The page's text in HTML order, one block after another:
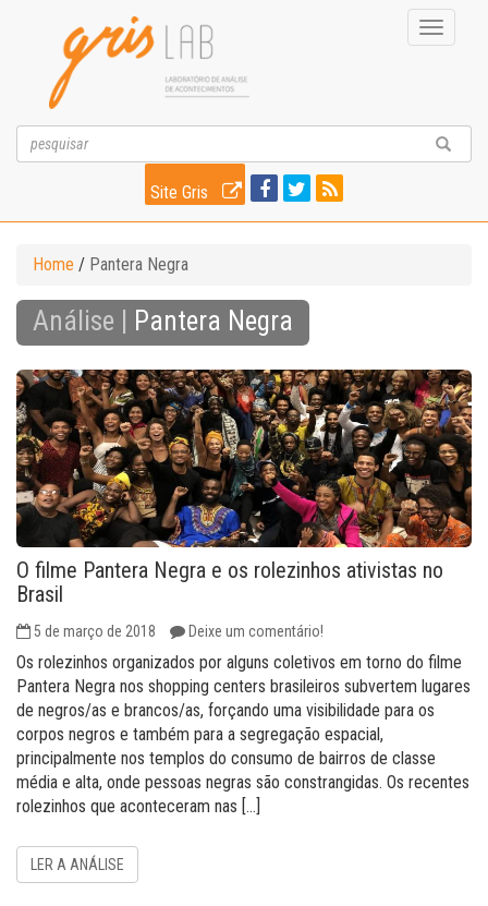
Toggle
Site Gris
Home / Pantera Negra
Análise | Pantera Negra
O filme Pantera Negra e os rolezinhos ativistas no
Brasil
5 de março de 2018 Deixe um comentário!
Os rolezinhos organizados por alguns coletivos em torno do filme
Pantera Negra nos shopping centers brasileiros subvertem lugares
de negros/as e brancos/as, forçando uma visibilidade para os
corpos negros e também para a segregação espacial,
principalmente nos templos do consumo de bairros de classe
média e alta, onde pessoas negras são constrangidas. Os recentes
rolezinhos que aconteceram nas […]
LER A ANÁLISE